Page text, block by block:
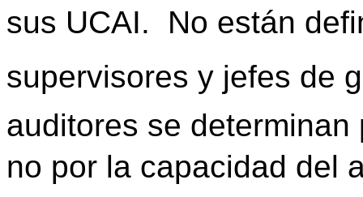
sus UCAI.  No están
supervisores y jefes de
auditores se
no por la capacidad del